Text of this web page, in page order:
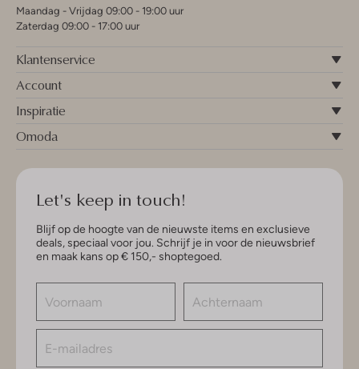
Maandag - Vrijdag 09:00 - 19:00 uur
Zaterdag 09:00 - 17:00 uur
Klantenservice
Account
Inspiratie
Omoda
Let's keep in touch!
Blijf op de hoogte van de nieuwste items en exclusieve
deals, speciaal voor jou. Schrijf je in voor de nieuwsbrief
en maak kans op € 150,- shoptegoed.